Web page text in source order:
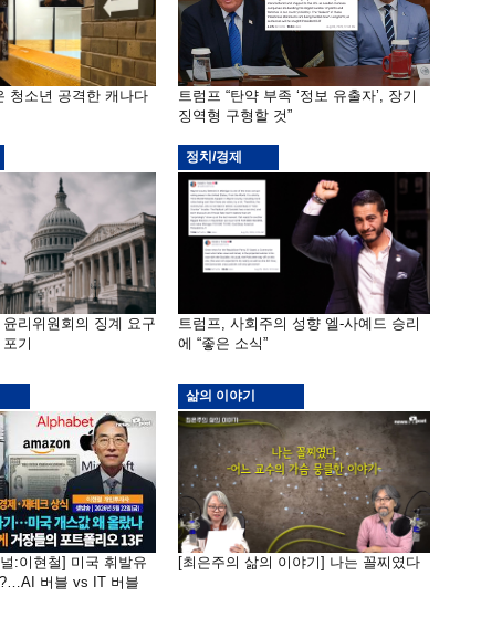
청소년 공격한 캐나다
트럼프 “탄약 부족 ‘정보 유출자’, 장기
징역형 구형할 것”
리위원회의 징계 요구
기
정치/경제
트럼프, 사회주의 성향 엘-사예드 승리
에 “좋은 소식”
:이현철] 미국 휘발유
버블 vs IT 버블
삶의 이야기
[최은주의 삶의 이야기] 나는 꼴찌였다